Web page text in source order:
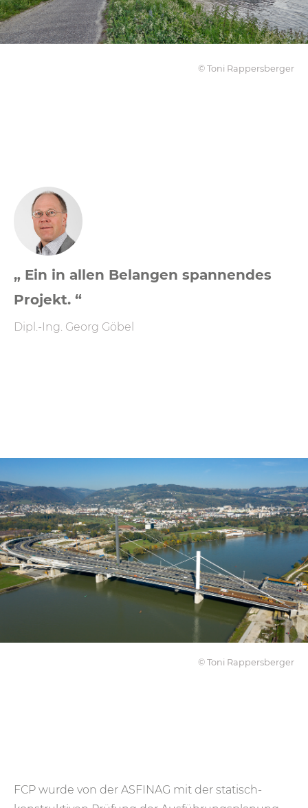
© Toni Rappersberger
„ Ein in allen Belangen spannendes
Projekt. “
Dipl.-Ing. Georg Göbel
© Toni Rappersberger
FCP wurde von der ASFINAG mit der statisch-